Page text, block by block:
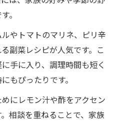
。
やトマトのマリネ、ピリ辛
副菜レシピが人気です。こ
手に入り、調理時間も短く
もぴったりです。
にレモン汁や酢をアクセン
相談を重ねることで、家族